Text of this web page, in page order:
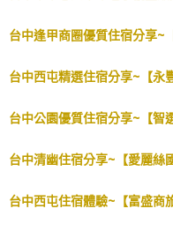
台中逢甲商圈優質住宿分享~
台中西屯精選住宿分享~【永
台中公園優質住宿分享~【智
台中清幽住宿分享~【愛麗絲
台中西屯住宿體驗~【富盛商